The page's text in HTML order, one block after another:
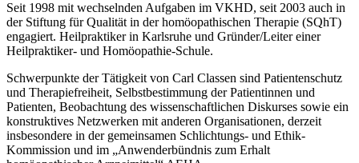
Seit 1998 mit wechselnden Aufgaben im VKHD, seit 2003 auch in
der Stiftung für Qualität in der homöopathischen Therapie (SQhT)
engagiert. Heilpraktiker in Karlsruhe und Gründer/Leiter einer
Heilpraktiker- und Homöopathie-Schule.
Schwerpunkte der Tätigkeit von Carl Classen sind Patientenschutz
und Therapiefreiheit, Selbstbestimmung der Patientinnen und
Patienten, Beobachtung des wissenschaftlichen Diskurses sowie ein
konstruktives Netzwerken mit anderen Organisationen, derzeit
insbesondere in der gemeinsamen Schlichtungs- und Ethik-
Kommission und im „Anwenderbündnis zum Erhalt